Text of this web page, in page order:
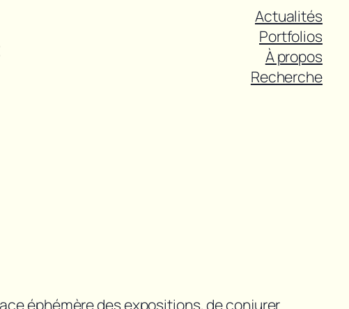
Actualités
Portfolios
À propos
Recherche
éphémère des expositions, de conjurer